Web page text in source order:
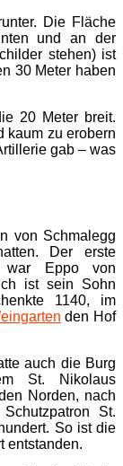
Die Fläche
und an der
stehen) ist
30 Meter haben
20 Meter breit.
kaum zu erobern
gab – was
von Schmalegg
Der erste
war Eppo von
ist sein Sohn
1140, im
den Hof
auch die Burg
St. Nikolaus
Norden, nach
St.
So ist die
entstanden.